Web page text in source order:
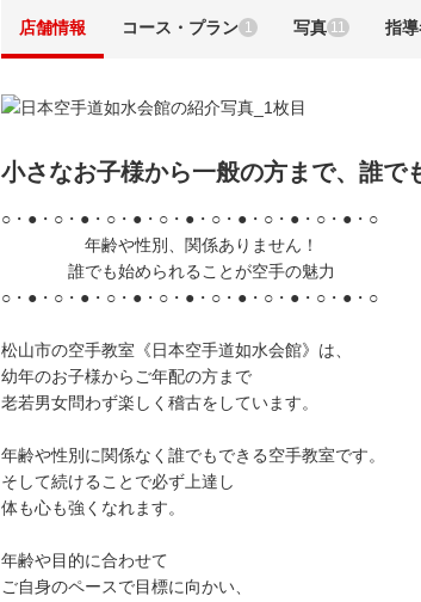
店舗情報 コース・プラン 1 写真 11 指
小さなお子様から一般の方まで、誰で
○・●・○・●・○・●・○・●・○・●・○・●・○・●・○
年齢や性別、関係ありません！
誰でも始められることが空手の魅力
○・●・○・●・○・●・○・●・○・●・○・●・○・●・○
松山市の空手教室《日本空手道如水会館》は、
幼年のお子様からご年配の方まで
老若男女問わず楽しく稽古をしています。
年齢や性別に関係なく誰でもできる空手教室です。
そして続けることで必ず上達し
体も心も強くなれます。
年齢や目的に合わせて
ご自身のペースで目標に向かい、